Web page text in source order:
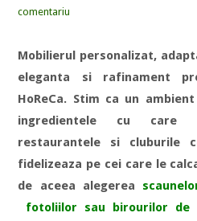
comentariu
Mobilierul personalizat,
eleganta si rafinament
HoReCa. Stim ca un
ingredientele cu care
restaurantele si cluburile
fidelizeaza pe cei care le
de aceea alegerea
fotoliilor sau birourilor de